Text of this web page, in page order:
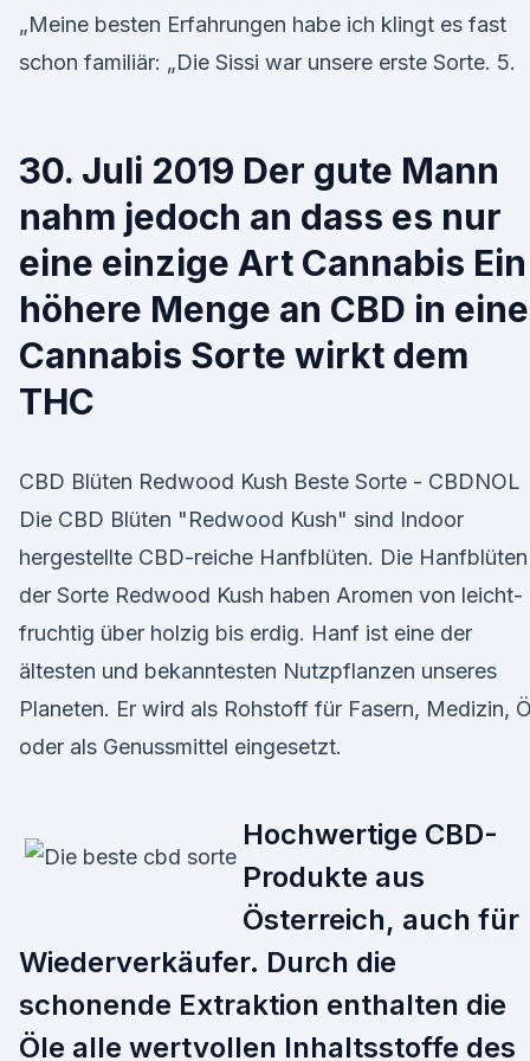
„Meine besten Erfahrungen habe ich klingt es fast
schon familiär: „Die Sissi war unsere erste Sorte. 5.
30. Juli 2019 Der gute Mann
nahm jedoch an dass es nur
eine einzige Art Cannabis Ein
höhere Menge an CBD in
Cannabis Sorte wirkt dem
THC
CBD Blüten Redwood Kush Beste Sorte - CBDNOL
Die CBD Blüten "Redwood Kush" sind Indoor
hergestellte CBD-reiche Hanfblüten. Die Hanfblüten
der Sorte Redwood Kush haben Aromen von leicht-
fruchtig über holzig bis erdig. Hanf ist eine der
ältesten und bekanntesten Nutzpflanzen unseres
Planeten. Er wird als Rohstoff für Fasern, Medizin,
oder als Genussmittel eingesetzt.
Hochwertige CBD-
Produkte aus
Österreich, auch für
Wiederverkäufer. Durch die
schonende Extraktion enthalten die
Öle alle wertvollen Inhaltsstoffe des